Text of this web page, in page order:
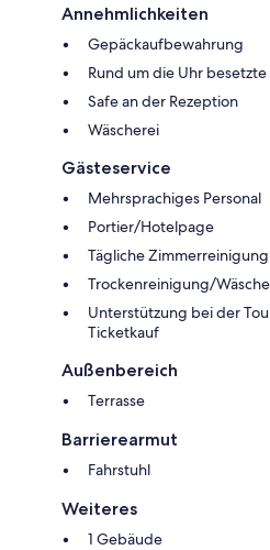
Annehmlichkeiten
Gepäckaufbewahrung
Rund um die Uhr
Safe an der Rezeption
Wäscherei
Gästeservice
Mehrsprachiges Personal
Portier/Hotelpage
Tägliche Zimmerreinigung
Trockenreinigung/
Unterstützung bei der
Ticketkauf
Außenbereich
Terrasse
Barrierearmut
Fahrstuhl
Weiteres
1 Gebäude